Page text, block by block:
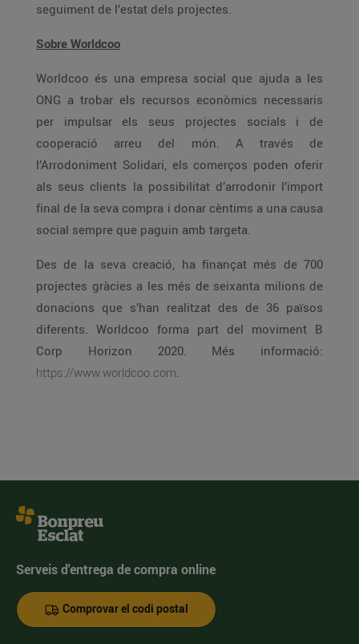
seguiment de l’estat dels projectes.
Sobre Worldcoo
Worldcoo és una empresa social que ajuda a les
ONG a trobar els recursos econòmics necessaris
per impulsar els seus projectes socials i de
cooperació arreu del món. A través de
l’Arrodoniment Solidari, els comerços poden oferir
als seus clients la possibilitat d’arrodonir l’import
final de la seva compra i donar cèntims a una causa
social sempre que paguin amb targeta.
Des de la seva creació, ha finançat més de 700
projectes gràcies a les més de seixanta milions de
donacions que s’han realitzat des de 36 països
diferents. Worldcoo forma part del moviment B
Corp Horizon 2020. Més informació:
https://www.worldcoo.com.
Serveis d'entrega de compra online
Comprovar el codi postal